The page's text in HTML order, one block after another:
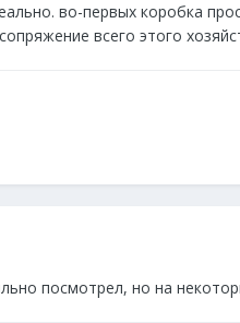
во-первых коробка
всего этого
посмотрел, но на